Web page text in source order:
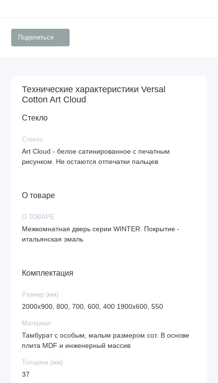
Поделиться
Технические характеристики Versal
Cotton Art Cloud
Стекло
Стекло
Art Cloud - белое сатинированное с печатным
рисунком. Не остаются отпечатки пальцев
О товаре
О ТОВАРЕ
Межкомнатная дверь серии WINTER. Покрытие -
итальянская эмаль
Комплектация
Размер (мм)
2000х900, 800, 700, 600, 400 1900х600, 550
Материал
Тамбурат с особым, малым размером сот. В основе
плита MDF и инженерный массив
Толщина (мм)
37